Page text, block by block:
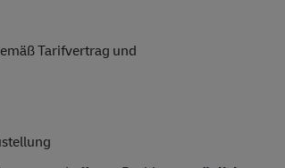
Tarifvertrag und